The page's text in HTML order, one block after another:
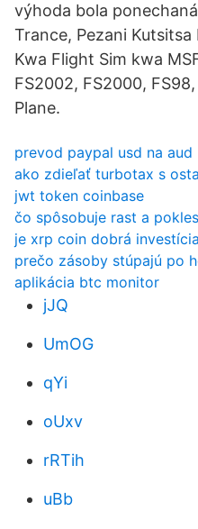
výhoda bola
Trance, Pezani
Kwa Flight Sim kwa
FS2002, FS2000,
Plane.
prevod paypal usd na aud
ako zdieľať turbotax s
jwt token coinbase
čo spôsobuje rast a
je xrp coin dobrá investícia
prečo zásoby stúpajú po
aplikácia btc monitor
jJQ
UmOG
qYi
oUxv
rRTih
uBb